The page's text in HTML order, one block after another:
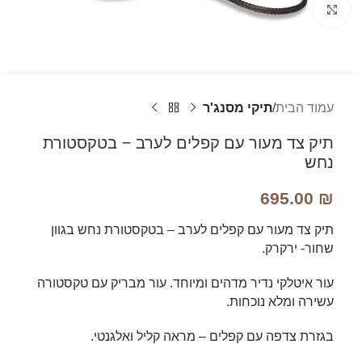
לחץ להגדלה
עמוד הבית תיקי מסנג'ר
תיק צד מעור עם קפלים לערב – בטקסטורת
נחש
695.00 ₪
תיק צד מעור עם קפלים לערב – בטקסטורת נחש בגוון
שחור- ירקרק.
עור איטלקי נדיר מדהים ומיוחד. עור מבריק עם טקסטורה
עשירה ומלא נוכחות.
בגזרת צדפה עם קפלים – מראה קליל ואלגנטי.